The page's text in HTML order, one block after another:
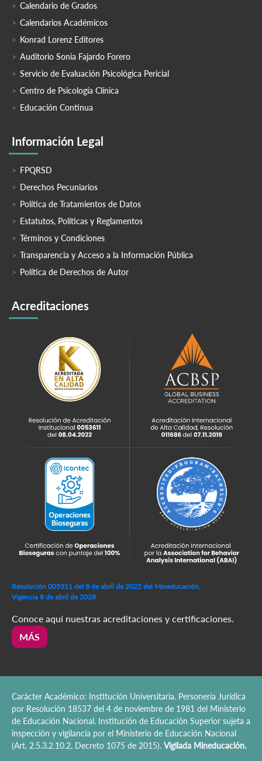
Calendario de Grados
Calendarios Académicos
Konrad Lorenz Editores
Auditorio Sonia Fajardo Forero
Servicio de Evaluación Psicológica Pericial
Centro de Psicología Clínica
Educación Continua
Información Legal
FPQRSD
Derechos Pecuniarios
Política de Tratamientos de Datos
Estatutos, Políticas y Reglamentos
Términos y Condiciones
Transparencia y Acceso a la Información Pública
Política de Derechos de Autor
Acreditaciones
Resolución 005311 del 8 de abril de 2022 del Mineducación,
Vigencia 8 de abril de 2028
Conoce aquí nuestras acreditaciones y certificaciones.
MÁS
Carácter Académico: Institución Universitaria. Personería Jurídica
por Resolución 18537 del 4 de noviembre de 1981 del Ministerio
de Educación Nacional. Institución de Educación Superior sujeta a
inspección y vigilancia por el Ministerio de Educación Nacional
(Art. 2.5.3.2.10.2, Decreto 1075 de 2015). Vigilada Mineducación.